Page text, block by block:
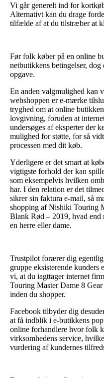
Vi går generelt ind for
Alternativt kan du drage
tilfælde af at du tilstræber at
Før folk køber på en online
netbutikkens betingelser,
opgave.
En anden valgmulighed kan
webshoppen er e-mærke
tryghed om at online
lovgivning, foruden at
undersøges af eksperter der
mulighed for støtte, for så
processen med dit køb.
Yderligere er det smart at
vigtigste forhold der kan
som eksempelvis hvilken
har. I den relation er det
sikrer sin faktura e-mail, så
shopping af Nishiki Touring
Blank Rød – 2019, hvad end
en herre eller dame.
Trustpilot forærer dig egentlig
gruppe eksisterende
vi, at du iagttager internet
Touring Master Dame 8
inden du shopper.
Facebook tilbyder dig
at få indblik i e-butikkens
online forhandlere hvor folk
virksomhedens service,
vurdering af kundernes